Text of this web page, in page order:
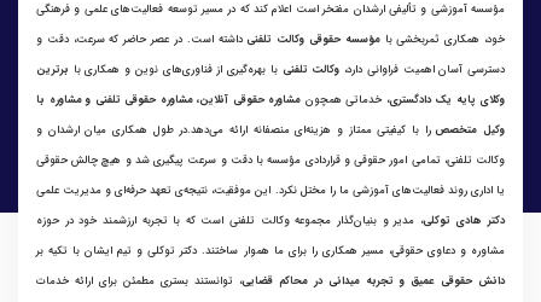
مؤسسه آموزشی و تألیفی ارشدان مفتخر است اعلام کند که در مسیر توسعه فعالیت‌های علمی و فرهنگی
خود، همکاری ثمربخشی بامؤسسه حقوقی وکالت تلفنی داشته است. در عصر حاضر که سرعت، دقت و
دسترسی آسان اهمیت فراوانی دارد، وکالت تلفنی با بهره‌گیری از فناوری‌های نوین و همکاری با برترین
وکلای پایه یک دادگستری، خدماتی همچون مشاوره حقوقی آنلاین، مشاوره حقوقی تلفنی و مشاوره با
وکیل متخصصرا با کیفیتی ممتاز و هزینه‌ای منصفانه ارائه می‌دهد.در طول همکاری میان ارشدان و
وکالت تلفنی، تمامی امور حقوقی و قراردادی مؤسسه با دقت و سرعت پیگیری شد و هیچ چالش حقوقی
یا اداری روند فعالیت‌های آموزشی ما را مختل نکرد. این موفقیت، نتیجه‌ی تعهد حرفه‌ای و مدیریت علمی
دکتر هادی توکلی، مدیر و بنیان‌گذار مجموعه وکالت تلفنی است که با تجربه ارزشمند خود در حوزه
مشاوره و دعاوی حقوقی، مسیر همکاری را برای ما هموار ساختند. دکتر توکلی و تیم ایشان با تکیه بر
دانش حقوقی عمیق و تجربه میدانی در محاکم قضایی، توانستند بستری مطمئن برای ارائه خدمات